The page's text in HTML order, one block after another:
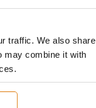
traffic. We also share
may combine it with